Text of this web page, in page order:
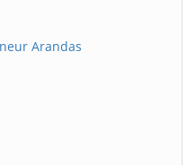
Arandas